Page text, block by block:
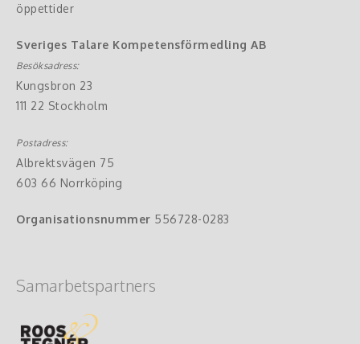
öppettider
Sveriges Talare Kompetensförmedling AB
Besöksadress:
Kungsbron 23
111 22 Stockholm
Postadress:
Albrektsvägen 75
603 66 Norrköping
Organisationsnummer 556728-0283
Samarbetspartners